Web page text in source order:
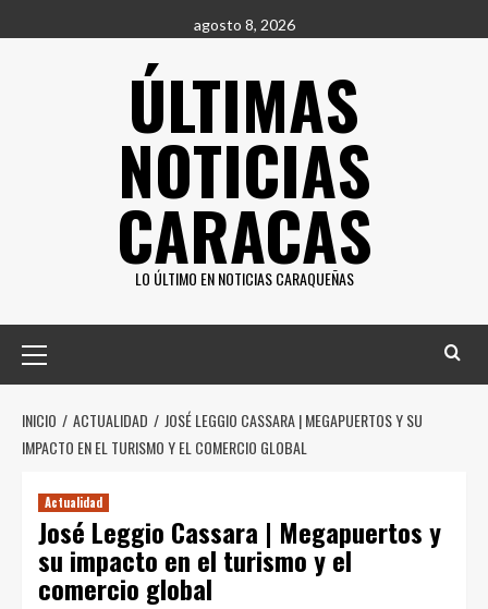
al
agosto 8, 2026
ÚLTIMAS
NOTICIAS
CARACAS
LO ÚLTIMO EN NOTICIAS CARAQUEÑAS
principal
INICIO ACTUALIDAD
JOSÉ LEGGIO CASSARA | MEGAPUERTOS Y SU
IMPACTO EN EL TURISMO Y EL COMERCIO GLOBAL
Actualidad
José Leggio Cassara | Megapuertos y
su impacto en el turismo y el
comercio global